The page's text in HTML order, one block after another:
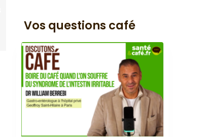
Vos questions café